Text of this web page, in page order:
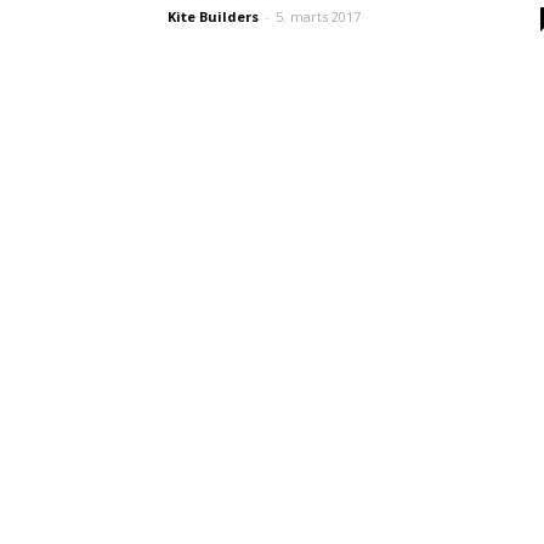
Kite Builders - 5. marts 2017